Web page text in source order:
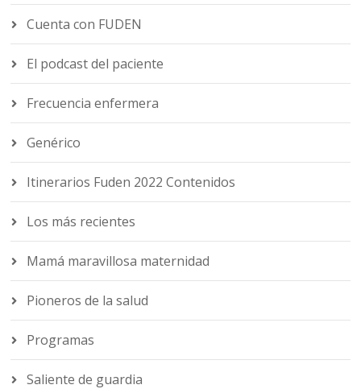
Cuenta con FUDEN
El podcast del paciente
Frecuencia enfermera
Genérico
Itinerarios Fuden 2022 Contenidos
Los más recientes
Mamá maravillosa maternidad
Pioneros de la salud
Programas
Saliente de guardia